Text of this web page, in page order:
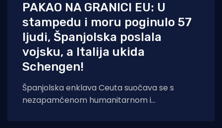
PAKAO NA GRANICI EU: U
stampedu i moru poginulo 57
ljudi, Španjolska poslala
vojsku, a Italija ukida
Schengen!
Španjolska enklava Ceuta suočava se s
nezapamćenom humanitarnom i